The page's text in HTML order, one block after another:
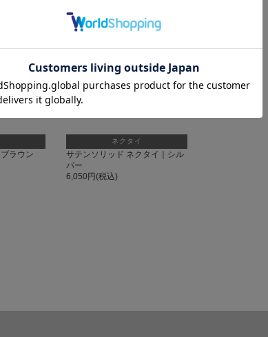
ラウン
ネクタイ
サテンソリッド ネクタイ｜シル
バー
6,050円(税込)